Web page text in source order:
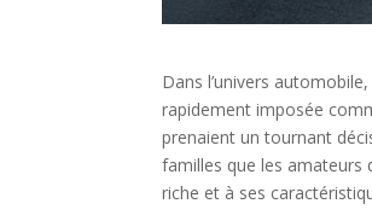
Dans l’univers
rapidement imposée
prenaient un tournant
familles que les amateurs
riche et à ses